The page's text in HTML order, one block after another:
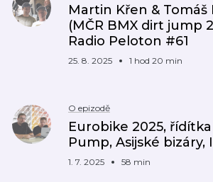
Martin Křen & Tomáš
(MČR BMX dirt jump
Radio Peloton #61
25. 8. 2025 1 hod 20 min
O epizodě
Eurobike 2025,
Pump, Asijské bizáry,
1. 7. 2025 58 min